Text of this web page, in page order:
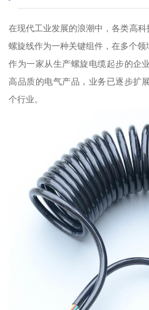
在现代工业发展的浪潮中，各类高
螺旋线作为一种关键组件，在多个领
作为一家从生产螺旋电缆起步的企
高品质的电气产品，业务已逐步扩
个行业。